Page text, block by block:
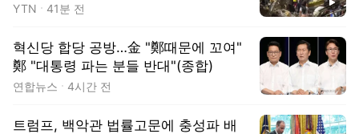
YTN 41분 전
혁신당 합당 공방…金 "鄭때문에 꼬여"
鄭 "대통령 파는 분들 반대"(종합)
연합뉴스 4시간 전
트럼프, 백악관 법률고문에 충성파 배